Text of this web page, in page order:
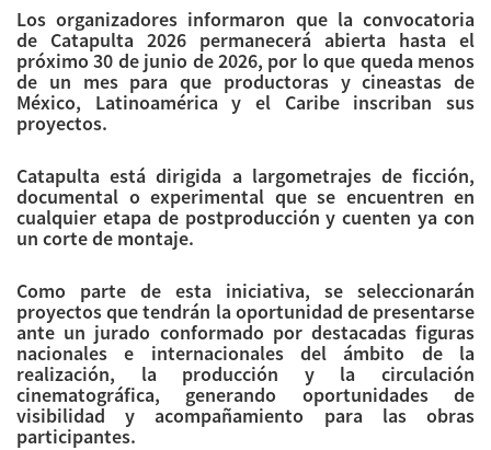
Los organizadores informaron que la convocatoria
de Catapulta 2026 permanecerá abierta hasta el
próximo 30 de junio de 2026, por lo que queda menos
de un mes para que productoras y cineastas de
México, Latinoamérica y el Caribe inscriban sus
proyectos.
Catapulta está dirigida a largometrajes de ficción,
documental o experimental que se encuentren en
cualquier etapa de postproducción y cuenten ya con
un corte de montaje.
Como parte de esta iniciativa, se seleccionarán
proyectos que tendrán la oportunidad de presentarse
ante un jurado conformado por destacadas figuras
nacionales e internacionales del ámbito de la
realización, la producción y la circulación
cinematográfica, generando oportunidades de
visibilidad y acompañamiento para las obras
participantes.